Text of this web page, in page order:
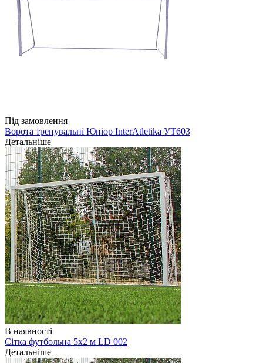
Під замовлення
Ворота тренувальні Юніор InterAtletika УТ603
Детальніше
В наявності
Сітка футбольна 5х2 м LD 002
Детальніше